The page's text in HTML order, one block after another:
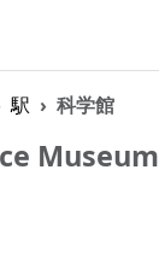
駅 科学館
Museum